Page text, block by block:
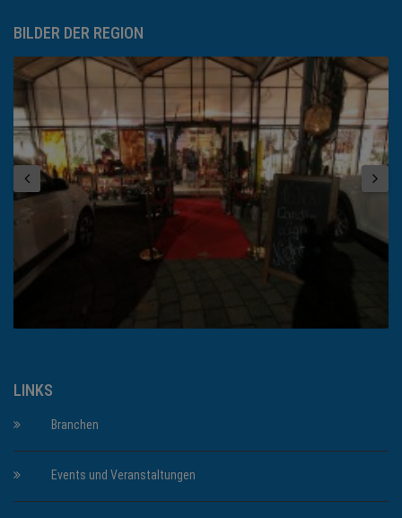
BILDER DER REGION
LINKS
Branchen
Events und Veranstaltungen